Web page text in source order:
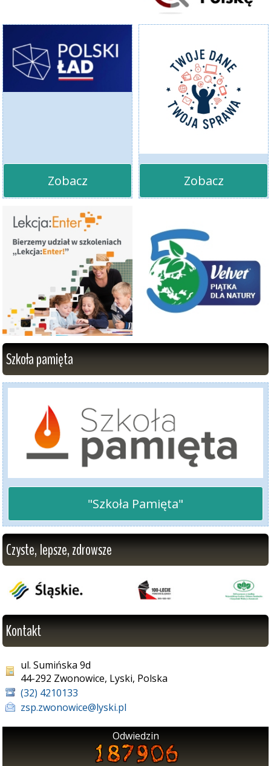
Zobacz Zobacz
Szkoła pamięta
"Szkoła Pamięta"
Czyste, lepsze, zdrowsze
Kontakt
ul. Sumińska 9d
44-292 Zwonowice, Lyski, Polska
(32) 4210133
zsp.zwonowice@lyski.pl
Odwiedzin